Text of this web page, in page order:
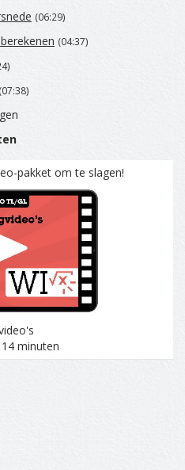
(06:29)
(04:37)
(07:38)
pakket om te slagen!
minuten